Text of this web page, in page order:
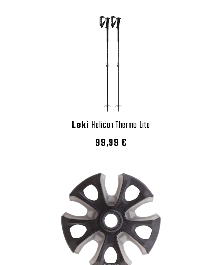
Leki Helicon Thermo Lite
99,99 €